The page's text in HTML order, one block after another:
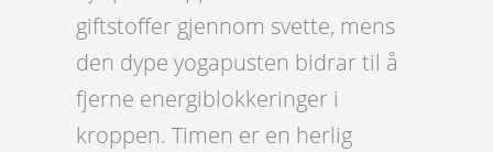
giftstoffer gjennom svette, mens
den dype yogapusten bidrar til å
fjerne energiblokkeringer i
kroppen. Timen er en herlig